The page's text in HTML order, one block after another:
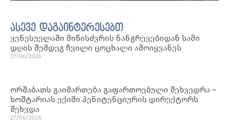
ასევე დაგაინტერესებთ
ვენესუელაში მიწისძვრის ნანგრევებიდან სამი
დღის შემდეგ ჩვილი ცოცხალი ამოიყვანეს
27/06/2026
ორშაბათს გაიმართება გაფართოებული შეხვედრა –
ხოშტარიას ექიმი პენიტენციურის დირექტორს
შეხვდა
27/06/2026